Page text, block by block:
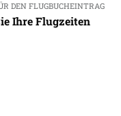
DEN FLUGBUCHEINTRAG
Ihre Flugzeiten